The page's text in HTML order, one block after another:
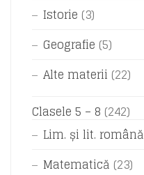
Istorie (3)
Geografie (5)
Alte materii (22)
Clasele 5 – 8 (242)
Lim. și lit. română
Matematică (23)